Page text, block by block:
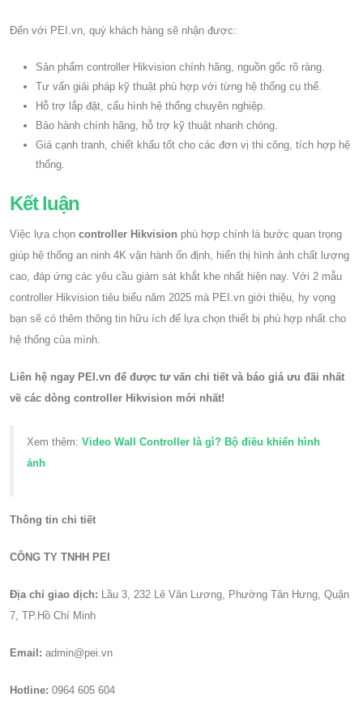
Đến với PEI.vn, quý khách hàng sẽ nhận được:
Sản phẩm controller Hikvision chính hãng, nguồn gốc rõ ràng.
Tư vấn giải pháp kỹ thuật phù hợp với từng hệ thống cụ thể.
Hỗ trợ lắp đặt, cấu hình hệ thống chuyên nghiệp.
Bảo hành chính hãng, hỗ trợ kỹ thuật nhanh chóng.
Giá cạnh tranh, chiết khấu tốt cho các đơn vị thi công, tích hợp hệ
thống.
Kết luận
Việc lựa chọn controller Hikvision phù hợp chính là bước quan trọng
giúp hệ thống an ninh 4K vận hành ổn định, hiển thị hình ảnh chất lượng
cao, đáp ứng các yêu cầu giám sát khắt khe nhất hiện nay. Với 2 mẫu
controller Hikvision tiêu biểu năm 2025 mà PEI.vn giới thiệu, hy vọng
bạn sẽ có thêm thông tin hữu ích để lựa chọn thiết bị phù hợp nhất cho
hệ thống của mình.
Liên hệ ngay PEI.vn để được tư vấn chi tiết và báo giá ưu đãi nhất
về các dòng controller Hikvision mới nhất!
Xem thêm: Video Wall Controller là gì? Bộ điều khiển hình
ảnh
Thông tin chi tiết
CÔNG TY TNHH PEI
Địa chỉ giao dịch: Lầu 3, 232 Lê Văn Lương, Phường Tân Hưng, Quận
7, TP.Hồ Chí Minh
Email: admin@pei.vn
Hotline: 0964 605 604